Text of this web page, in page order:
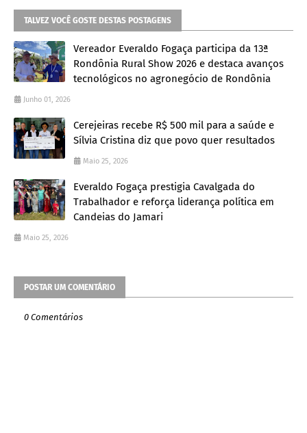
TALVEZ VOCÊ GOSTE DESTAS POSTAGENS
Vereador Everaldo Fogaça participa da 13ª
Rondônia Rural Show 2026 e destaca avanços
tecnológicos no agronegócio de Rondônia
Junho 01, 2026
Cerejeiras recebe R$ 500 mil para a saúde e
Sílvia Cristina diz que povo quer resultados
Maio 25, 2026
Everaldo Fogaça prestigia Cavalgada do
Trabalhador e reforça liderança política em
Candeias do Jamari
Maio 25, 2026
POSTAR UM COMENTÁRIO
0 Comentários